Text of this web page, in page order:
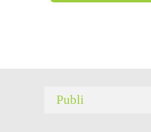
Publi